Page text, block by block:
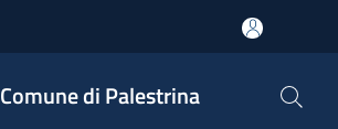
Comune di Palestrina